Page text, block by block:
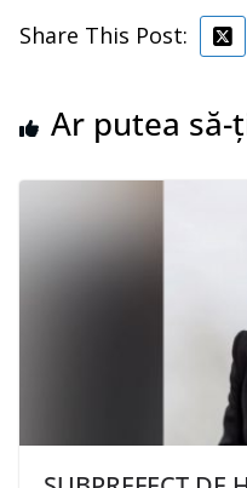
Share This Post:
Ar putea să-